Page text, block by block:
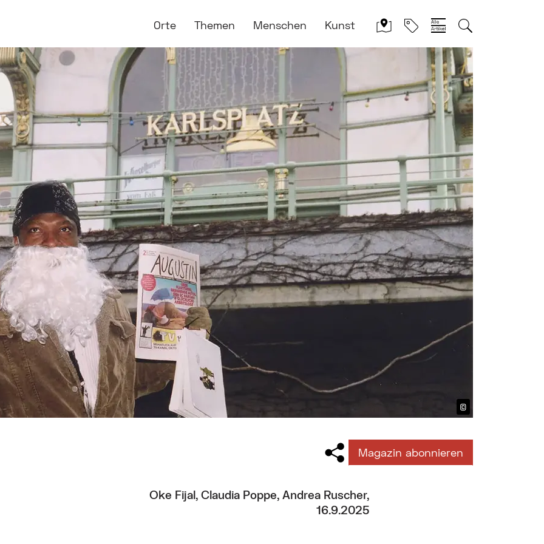
Orte Themen Menschen Kunst
©
hier:
Magazin abonnieren
Oke Fijal, Claudia Poppe, Andrea Ruscher,
16.9.2025